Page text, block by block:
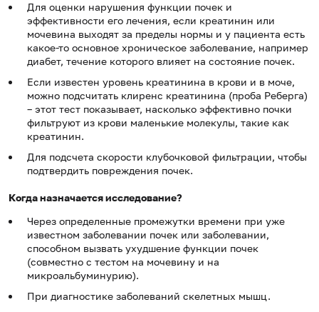
Для оценки нарушения функции почек и
эффективности его лечения, если креатинин или
мочевина выходят за пределы нормы и у пациента есть
какое-то основное хроническое заболевание, например
диабет, течение которого влияет на состояние почек.
Если известен уровень креатинина в крови и в моче,
можно подсчитать клиренс креатинина (проба Реберга)
– этот тест показывает, насколько эффективно почки
фильтруют из крови маленькие молекулы, такие как
креатинин.
Для подсчета скорости клубочковой фильтрации, чтобы
подтвердить повреждения почек.
Когда назначается исследование?
Через определенные промежутки времени при уже
известном заболевании почек или заболевании,
способном вызвать ухудшение функции почек
(совместно с тестом на мочевину и на
микроальбуминурию).
При диагностике заболеваний скелетных мышц.